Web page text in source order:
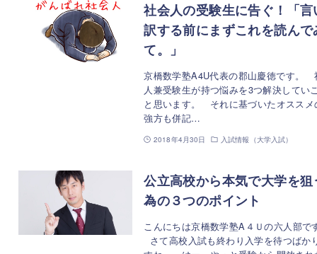
社会人の受験生に告ぐ！「言
訳する前にまずこれを読んで
て。」
京橋数学塾A4U代表の郡山慶徳です。
人兼受験生が持つ悩みを3つ解決してい
と思います。 それに基づいたオススメ
強方も併記…
2018年4月30日 入試情報（大学入試）
公立高校から本気で大学を狙
為の３つのポイント
こんにちは京橋数学塾A４Ｕの六人部で
さて高校入試も終わり入学を待つばか